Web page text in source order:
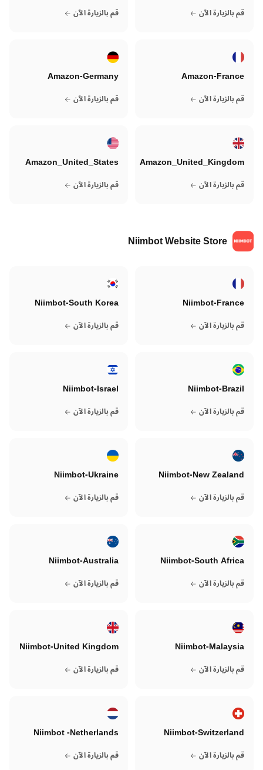
قم بالزيارة الآن قم بالزيارة الآن
Amazon-France
قم بالزيارة الآن
Amazon-Germany
قم بالزيارة الآن
Amazon_United_Kingdom
قم بالزيارة الآن
Amazon_United_States
قم بالزيارة الآن
Niimbot Website Store
Niimbot-France
قم بالزيارة الآن
Niimbot-South Korea
قم بالزيارة الآن
Niimbot-Brazil
قم بالزيارة الآن
Niimbot-Israel
قم بالزيارة الآن
Niimbot-New Zealand
قم بالزيارة الآن
Niimbot-Ukraine
قم بالزيارة الآن
Niimbot-South Africa
قم بالزيارة الآن
Niimbot-Australia
قم بالزيارة الآن
Niimbot-Malaysia
قم بالزيارة الآن
Niimbot-United Kingdom
قم بالزيارة الآن
Niimbot-Switzerland
قم بالزيارة الآن
Niimbot -Netherlands
قم بالزيارة الآن